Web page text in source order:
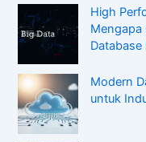
High
Mengapa
Modern
untuk